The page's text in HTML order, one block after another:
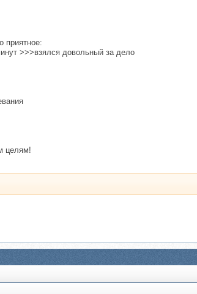
приятное:
>>>взялся довольный за дело
целям!